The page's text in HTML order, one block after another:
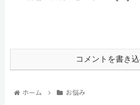
コメントを書き
ホーム お悩み